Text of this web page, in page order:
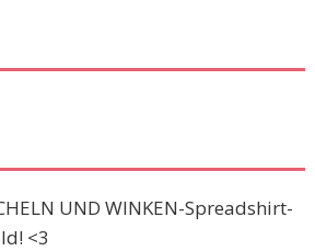
UND WINKEN-Spreadshirt-
<3